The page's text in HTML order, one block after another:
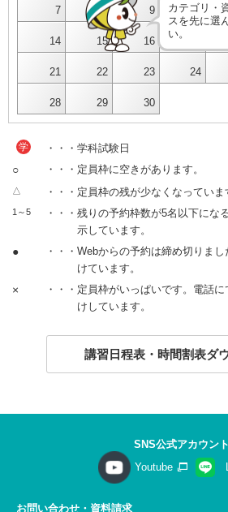
7 8 9 10
14 15 16
21 22 23 24
28 29 30
カテゴリ・
スを先に選
い。
学 ・・・学科試験日
○ ・・・定員枠に空きがあります。
△ ・・・定員枠の残が少なくなっていま
1～5
・・・残りの予約枠数が5名以下にな
示しています。
●
・・・Webからの予約は締め切りま
けています。
×
・・・定員枠がいっぱいです。電話
けしています。
講習日程表・時間割表ダ
SNS公式アカウント
Youtube
お問い合わせ・資料請求